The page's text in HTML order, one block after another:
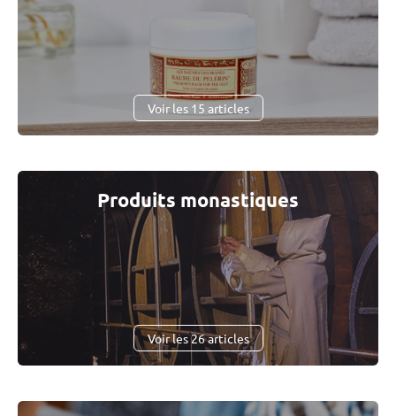
Voir les 15 articles
Produits monastiques
Voir les 26 articles